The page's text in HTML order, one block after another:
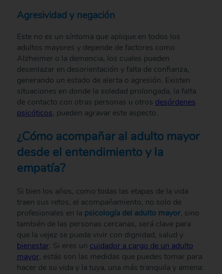
Agresividad y negación
Este no es un síntoma que aplique en todos los
adultos mayores y depende de factores como
Alzheimer o la demencia, los cuales pueden
desenlazar en desorientación y falta de confianza,
generando un estado de alerta o agresión. Existen
situaciones en donde la soledad prolongada, la falta
de contacto con otras personas u otros desórdenes
psicóticos, pueden agravar este aspecto.
¿Cómo acompañar al adulto mayor
desde el entendimiento y la
empatía?
Si bien los años, como todas las etapas de la vida
traen sus retos, el acompañamiento, no solo de
profesionales en la psicología del adulto mayor, sino
también de las personas cercanas, será clave para
que la vejez se pueda vivir con dignidad, salud y
bienestar. Si eres un cuidador a cargo de un adulto
mayor, estás son las medidas que puedes tomar para
hacer de su vida y la tuya, una más tranquila y amena: